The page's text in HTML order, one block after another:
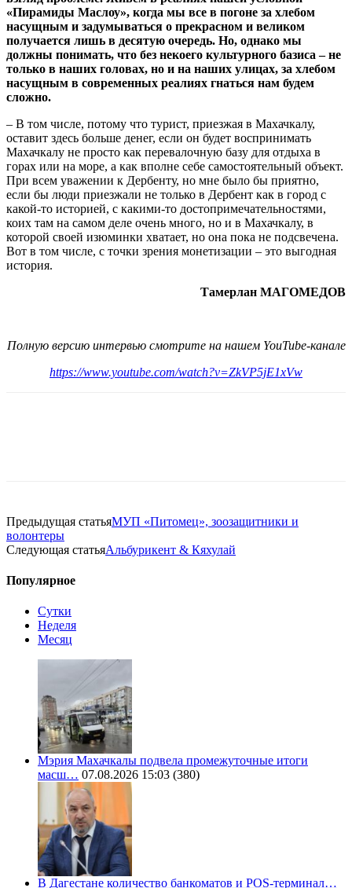
«Пирамиды Маслоу», когда мы все в погоне за хлебом
насущным и задумываться о прекрасном и великом
получается лишь в десятую очередь. Но, однако мы
должны понимать, что без некоего культурного базиса – не
только в наших головах, но и на наших улицах, за хлебом
насущным в современных реалиях гнаться нам будем
сложно.
– В том числе, потому что турист, приезжая в Махачкалу,
оставит здесь больше денег, если он будет воспринимать
Махачкалу не просто как перевалочную базу для отдыха в
горах или на море, а как вполне себе самостоятельный объект.
При всем уважении к Дербенту, но мне было бы приятно,
если бы люди приезжали не только в Дербент как в город с
какой-то историей, с какими-то достопримечательностями,
коих там на самом деле очень много, но и в Махачкалу, в
которой своей изюминки хватает, но она пока не подсвечена.
Вот в том числе, с точки зрения монетизации – это выгодная
история.
Тамерлан МАГОМЕДОВ
Полную версию интервью смотрите на нашем YouTube-канале
https://www.youtube.com/watch?v=ZkVP5jE1xVw
Предыдущая статьяМУП «Питомец», зоозащитники и
волонтеры
Следующая статьяАльбурикент & Кяхулай
Популярное
Сутки
Неделя
Месяц
Мэрия Махачкалы подвела промежуточные итоги
масш… 07.08.2026 15:03 (380)
В Дагестане количество банкоматов и POS-терминал…